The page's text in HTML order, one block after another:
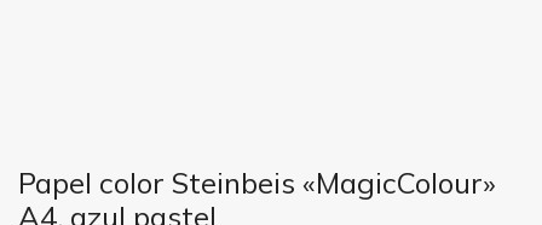
Papel color Steinbeis «MagicColour»
A4, azul pastel